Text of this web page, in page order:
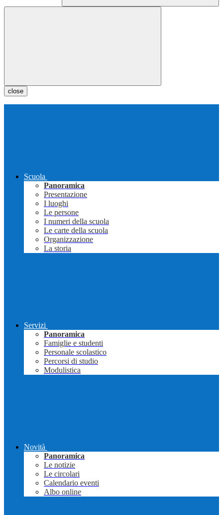
close
Scuola
Panoramica
Presentazione
I luoghi
Le persone
I numeri della scuola
Le carte della scuola
Organizzazione
La storia
Servizi
Panoramica
Famiglie e studenti
Personale scolastico
Percorsi di studio
Modulistica
Novità
Panoramica
Le notizie
Le circolari
Calendario eventi
Albo online